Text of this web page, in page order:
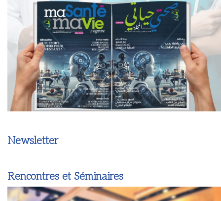
Newsletter
Rencontres et Séminaires